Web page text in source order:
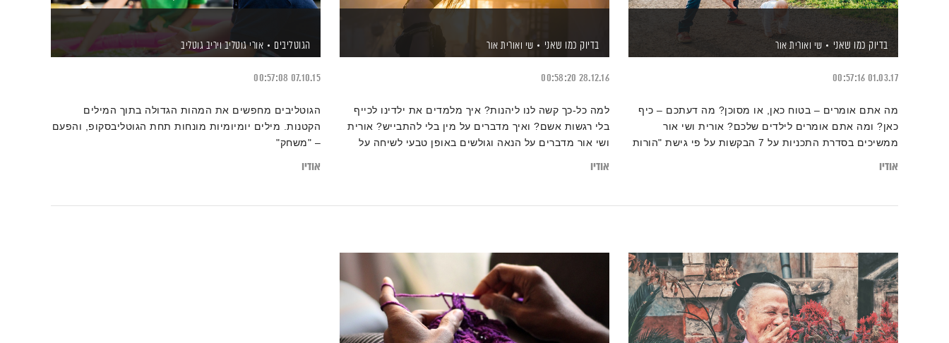
בדיוק כמו שאני שי ואורית אור
01.03.17
00:57:16
מה אתם אומרים – בטוח כאן, או מסוכן? מה דעתכם – כיף
כאן? ומה אתם אומרים לילדים שלכם? אורית ושי אור
ממשיכים בסדרת התכניות על 7 הבקשות על פי גישת "הורות
אודיו
בדיוק כמו שאני שי ואורית אור
28.12.16
00:58:20
למה כל-כך קשה לנו ליהנות? איך מלמדים את ילדינו לכייף
בלי רגשות אשם? ואיך מדברים על מין בלי להתבייש? אורית
ושי אור מדברים על הנאה וגולשים באופן טבעי לשיחה על
אודיו
הגוטליבים אורי גוטליבויריב גוטליב
07.10.15
00:57:08
הגוטליבים מחפשים את המהות הגדולה בתוך המילים
הקטנות. מילים יומיומיות מונחות תחת הגוטליבסקופ, והפעם
– "משחק"
אודיו